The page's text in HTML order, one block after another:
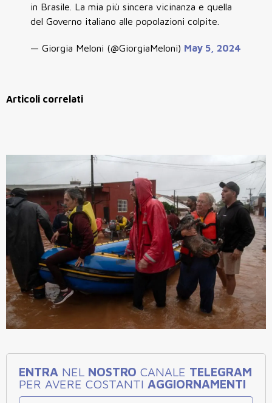
in Brasile. La mia più sincera vicinanza e quella
del Governo italiano alle popolazioni colpite.
— Giorgia Meloni (@GiorgiaMeloni) May 5, 2024
Articoli correlati
ENTRA NEL NOSTRO CANALE TELEGRAM
PER AVERE COSTANTI AGGIORNAMENTI